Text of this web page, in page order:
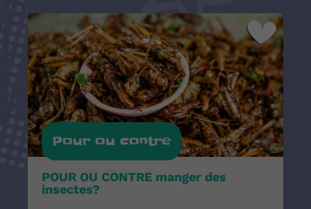
Pour ou contre
POUR OU CONTRE manger des
insectes?